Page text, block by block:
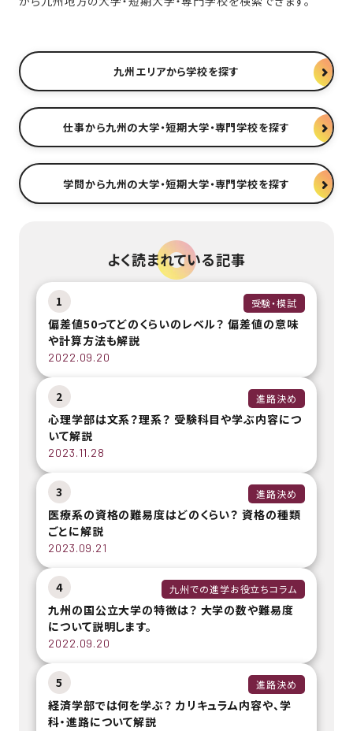
九州エリアから学校を探す
仕事から九州の大学・短期大学・専門学校を探す
学問から九州の大学・短期大学・専門学校を探す
よく読まれている記事
1 受験・模試
偏差値50ってどのくらいのレベル？ 偏差値の意味
や計算方法も解説
2022.09.20
2 進路決め
心理学部は文系？理系？ 受験科目や学ぶ内容につ
いて解説
2023.11.28
3 進路決め
医療系の資格の難易度はどのくらい？ 資格の種類
ごとに解説
2023.09.21
4 九州での進学お役立ちコラム
九州の国公立大学の特徴は？ 大学の数や難易度
について説明します。
2022.09.20
5 進路決め
経済学部では何を学ぶ？ カリキュラム内容や、学
科・進路について解説